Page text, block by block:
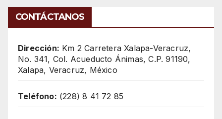
CONTÁCTANOS
Dirección: Km 2 Carretera Xalapa-Veracruz,
No. 341, Col. Acueducto Ánimas, C.P. 91190,
Xalapa, Veracruz, México
Teléfono: (228) 8 41 72 85